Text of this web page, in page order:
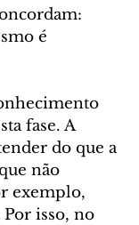
é
fase. A
do que a
não
exemplo,
isso, no